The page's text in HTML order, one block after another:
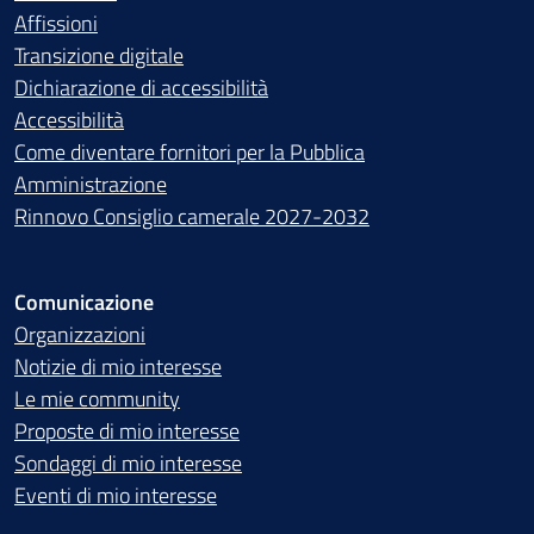
Affissioni
Transizione digitale
Dichiarazione di accessibilità
Accessibilità
Come diventare fornitori per la Pubblica
Amministrazione
Rinnovo Consiglio camerale 2027-2032
Comunicazione
Organizzazioni
Notizie di mio interesse
Le mie community
Proposte di mio interesse
Sondaggi di mio interesse
Eventi di mio interesse